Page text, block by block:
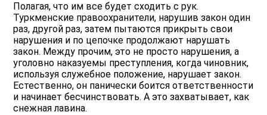
Полагая, что им все будет сходить с рук.
Туркменские правоохранители, нарушив закон один
раз, другой раз, затем пытаются прикрыть свои
нарушения и по цепочке продолжают нарушать
закон. Между прочим, это не просто нарушения, а
уголовно наказуемы преступления, когда чиновник,
используя служебное положение, нарушает закон.
Естественно, он панически боится ответственности
и начинает бесчинствовать. А это захватывает, как
снежная лавина.